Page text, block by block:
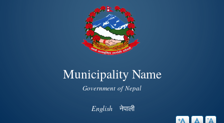
Skip to
main
content
Municipality Name
Government of Nepal
English नेपाली